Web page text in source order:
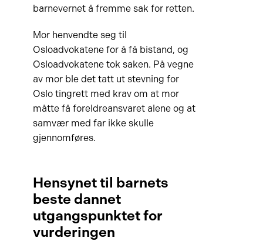
barnevernet å fremme sak for retten.
Mor henvendte seg til
Osloadvokatene for å få bistand, og
Osloadvokatene tok saken. På vegne
av mor ble det tatt ut stevning for
Oslo tingrett med krav om at mor
måtte få foreldreansvaret alene og at
samvær med far ikke skulle
gjennomføres.
Hensynet til barnets
beste dannet
utgangspunktet for
vurderingen